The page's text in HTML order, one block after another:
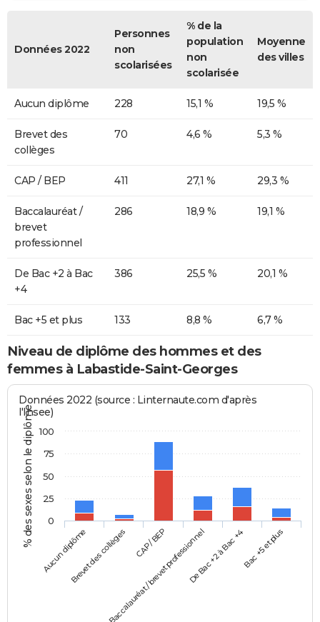
Données 2022
Personnes
non
scolarisées
% de la
population
non
scolarisée
Moyenne
des villes
Aucun diplôme 228 15,1 % 19,5 %
Brevet des
collèges
70 4,6 % 5,3 %
CAP / BEP 411 27,1 % 29,3 %
Baccalauréat /
brevet
professionnel
286 18,9 % 19,1 %
De Bac +2 à Bac
+4
386 25,5 % 20,1 %
Bac +5 et plus 133 8,8 % 6,7 %
Niveau de diplôme des hommes et des
femmes à Labastide-Saint-Georges
% des sexes selon le diplôme
Données 2022 (source : Linternaute.com d'après
l'Insee)
Aucun diplômeBrevet des collèges CAP / BEP
Baccalauréat / brevet professionnelDe Bac +2 à Bac +4Bac +5 et plus
0
25
50
75
100